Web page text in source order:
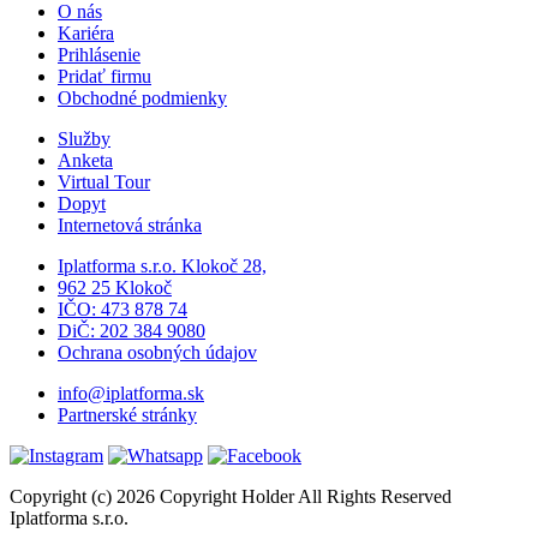
O nás
Kariéra
Prihlásenie
Pridať firmu
Obchodné podmienky
Služby
Anketa
Virtual Tour
Dopyt
Internetová stránka
Iplatforma s.r.o. Klokoč 28,
962 25 Klokoč
IČO: 473 878 74
DiČ: 202 384 9080
Ochrana osobných údajov
info@iplatforma.sk
Partnerské stránky
Copyright (c) 2026 Copyright Holder All Rights Reserved
Iplatforma s.r.o.